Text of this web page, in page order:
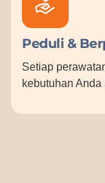
Peduli &
Setiap
kebutuhan